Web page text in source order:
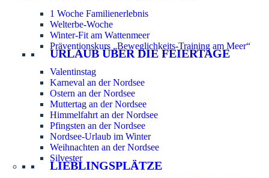
1 Woche Familienerlebnis
Welterbe-Woche
Winter-Fit am Wattenmeer
Präventionskurs „Beweglichkeits-Training am Meer“
URLAUB ÜBER DIE FEIERTAGE
Valentinstag
Karneval an der Nordsee
Ostern an der Nordsee
Muttertag an der Nordsee
Himmelfahrt an der Nordsee
Pfingsten an der Nordsee
Nordsee-Urlaub im Winter
Weihnachten an der Nordsee
Silvester
LIEBLINGSPLÄTZE